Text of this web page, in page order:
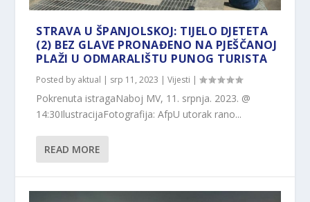
STRAVA U ŠPANJOLSKOJ: TIJELO DJETETA
(2) BEZ GLAVE PRONAĐENO NA PJEŠČANOJ
PLAŽI U ODMARALIŠTU PUNOG TURISTA
Posted by aktual | srp 11, 2023 |Vijesti |
Pokrenuta istragaNaboj MV, 11. srpnja. 2023. @
14:30IlustracijaFotografija: AfpU utorak rano...
READ MORE